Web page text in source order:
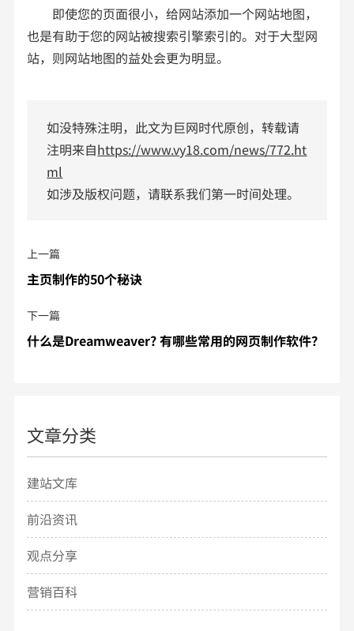
即使您的页面很小，给网站添加一个网站地图，
也是有助于您的网站被搜索引擎索引的。对于大型网
站，则网站地图的益处会更为明显。
如没特殊注明，此文为巨网时代原创，转载请
注明来自https://www.vy18.com/news/772.ht
ml
如涉及版权问题，请联系我们第一时间处理。
上一篇
主页制作的50个秘诀
下一篇
什么是Dreamweaver? 有哪些常用的网页制作软件？
文章分类
建站文库
前沿资讯
观点分享
营销百科